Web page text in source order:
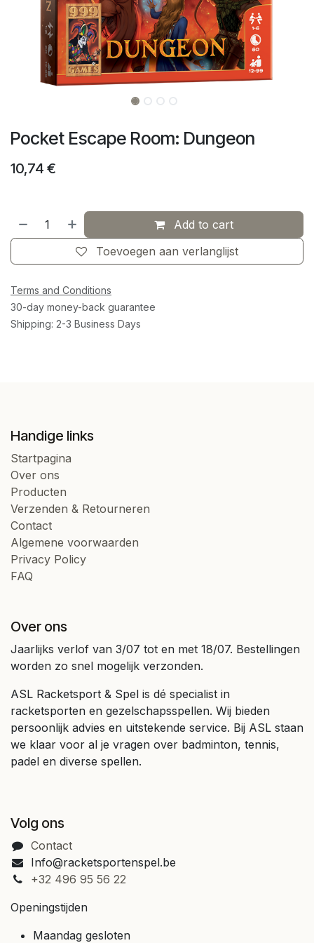
Pocket Escape Room: Dungeon
10,74 €
Add to cart
Toevoegen aan verlanglijst
Terms and Conditions
30-day money-back guarantee
Shipping: 2-3 Business Days
Handige links
Startpagina
Over ons
Producten
Verzenden & Retourneren
Contact
Algemene voorwaarden
Privacy Policy
FAQ
Over ons
Jaarlijks verlof van 3/07 tot en met 18/07. Bestellingen
worden zo snel mogelijk verzonden.
ASL Racketsport & Spel is dé specialist in
racketsporten en gezelschapsspellen. Wij bieden
persoonlijk advies en uitstekende service. Bij ASL staan
we klaar voor al je vragen over badminton, tennis,
padel en diverse spellen.
Volg ons
Contact
Info@racketsportenspel.be
+32 496 95 56 22
Openingstijden
Maandag gesloten